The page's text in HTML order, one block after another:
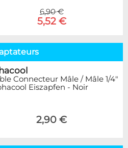
6,90 €
5,52 €
Connecteur Mâle / Mâle 1/4"
Eiszapfen - Noir
2,90 €